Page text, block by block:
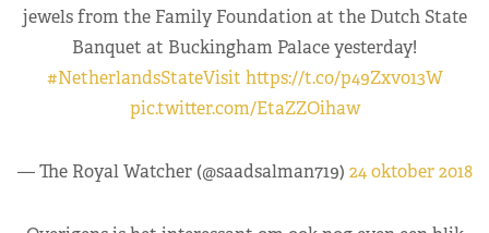
jewels from the Family Foundation at the Dutch State
Banquet at Buckingham Palace yesterday!
#NetherlandsStateVisit https://t.co/p49Zxv013W
pic.twitter.com/EtaZZOihaw
— The Royal Watcher (@saadsalman719) 24 oktober 2018